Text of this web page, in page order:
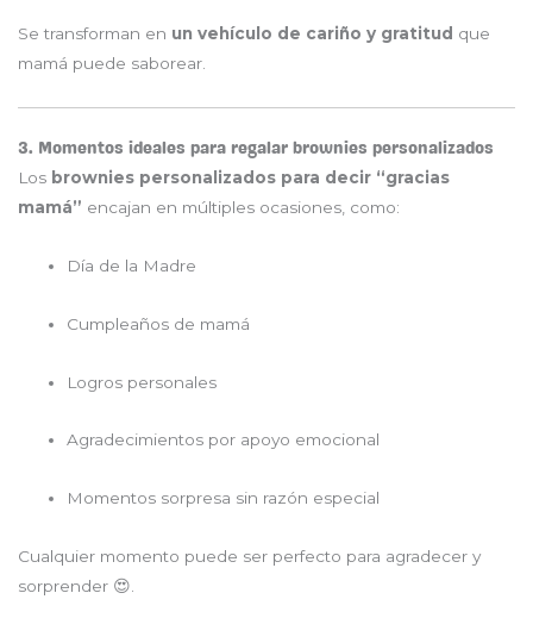
Se transforman en un vehículo de cariño y gratitud que
mamá puede saborear.
3. Momentos ideales para regalar brownies personalizados
Los brownies personalizados para decir “gracias
mamá” encajan en múltiples ocasiones, como:
Día de la Madre
Cumpleaños de mamá
Logros personales
Agradecimientos por apoyo emocional
Momentos sorpresa sin razón especial
Cualquier momento puede ser perfecto para agradecer y
sorprender 😍.